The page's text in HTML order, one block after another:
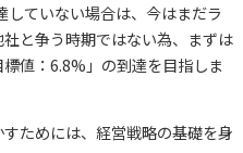
していない場合は、今はまだラ
と争う時期ではない為、まずは
値：6.8%」の到達を目指しま
ためには、経営戦略の基礎を身